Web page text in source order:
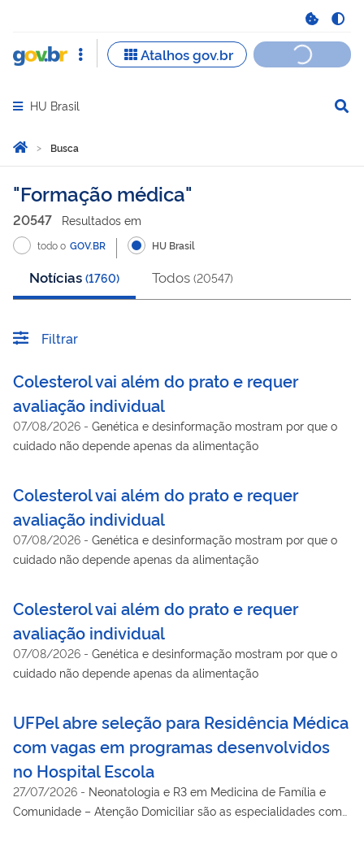
Abrir menu principal de navegação
HU Brasil
Você está aqui:
Página Inicial
Busca
Busca
Formação médica
20547 Resultados em
todo o GOV.BR HU Brasil
Notícias (1760) Todos (20547)
Filtrar
Colesterol vai além do prato e requer
avaliação individual
07/08/2026 - Genética e desinformação mostram por que o
cuidado não depende apenas da alimentação
Colesterol vai além do prato e requer
avaliação individual
07/08/2026 - Genética e desinformação mostram por que o
cuidado não depende apenas da alimentação
Colesterol vai além do prato e requer
avaliação individual
07/08/2026 - Genética e desinformação mostram por que o
cuidado não depende apenas da alimentação
UFPel abre seleção para Residência Médica
com vagas em programas desenvolvidos
no Hospital Escola
27/07/2026 - Neonatologia e R3 em Medicina de Família e
Comunidade – Atenção Domiciliar são as especialidades com